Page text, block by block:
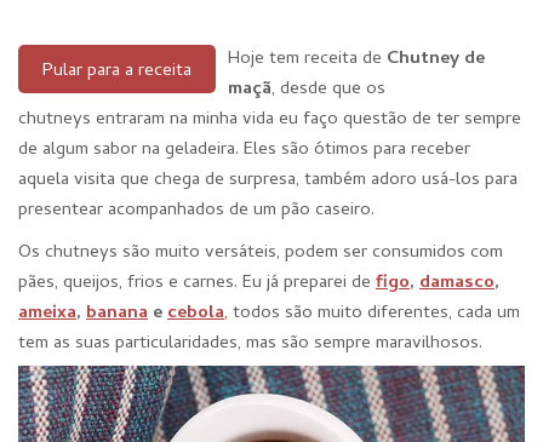
Pular para a receita Hoje tem receita de Chutney de
maçã, desde que os
chutneys entraram na minha vida eu faço questão de ter sempre
de algum sabor na geladeira. Eles são ótimos para receber
aquela visita que chega de surpresa, também adoro usá-los para
presentear acompanhados de um pão caseiro.
Os chutneys são muito versáteis, podem ser consumidos com
pães, queijos, frios e carnes. Eu já preparei de figo, damasco,
ameixa, banana ecebola, todos são muito diferentes, cada um
tem as suas particularidades, mas são sempre maravilhosos.